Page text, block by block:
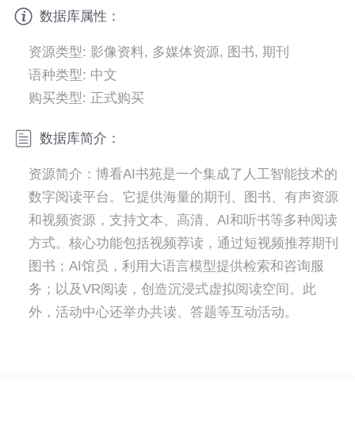
数据库属性：
资源类型: 影像资料, 多媒体资源, 图书, 期刊
语种类型: 中文
购买类型: 正式购买
数据库简介：
资源简介：博看AI书苑是一个集成了人工智能技术的
数字阅读平台。它提供海量的期刊、图书、有声资源
和视频资源，支持文本、高清、AI和听书等多种阅读
方式。核心功能包括视频荐读，通过短视频推荐期刊
图书；AI馆员，利用大语言模型提供检索和咨询服
务；以及VR阅读，创造沉浸式虚拟阅读空间。此
外，活动中心还举办共读、答题等互动活动。